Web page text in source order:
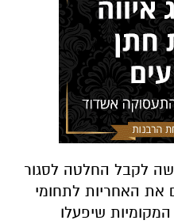
לקבל החלטה לסגור
את האחריות לתחומי
המקומיות שיפעלו